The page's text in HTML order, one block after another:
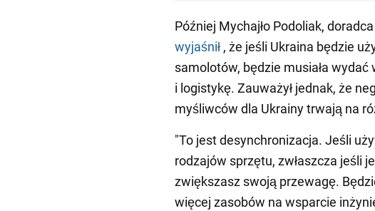
Później Mychajło Podoliak,
wyjaśnił , że jeśli Ukraina będzie
samolotów, będzie musiała
i logistykę. Zauważył jednak, że
myśliwców dla Ukrainy trwają na
"To jest desynchronizacja. Jeśli
rodzajów sprzętu, zwłaszcza jeśli
zwiększasz swoją przewagę.
więcej zasobów na wsparcie